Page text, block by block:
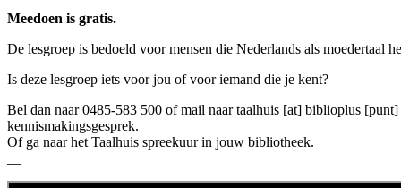
Meedoen is gratis.
De lesgroep is bedoeld voor mensen die Nederlands als moedertaal
Is deze lesgroep iets voor jou of voor iemand die je kent?
Bel dan naar 0485-583 500 of mail naartaalhuis [at] biblioplus
kennismakingsgesprek.
Of ga naar het Taalhuis spreekuur in jouw bibliotheek.